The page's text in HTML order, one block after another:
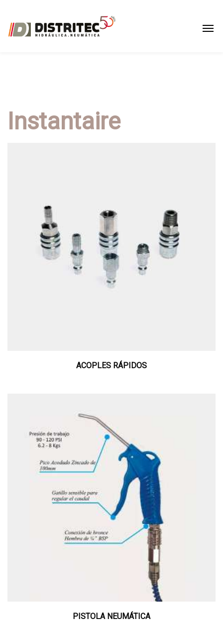
Instantaire
ACOPLES RÁPIDOS
PISTOLA NEUMÁTICA